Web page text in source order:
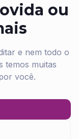
ou
e nem todo o
temos muitas
você.